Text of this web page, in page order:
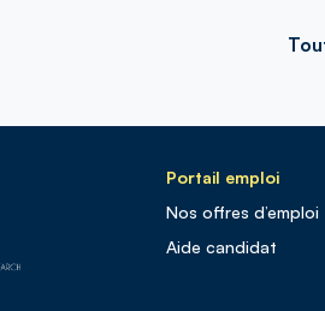
Portail emploi
Nos offres d’emploi
Aide candidat